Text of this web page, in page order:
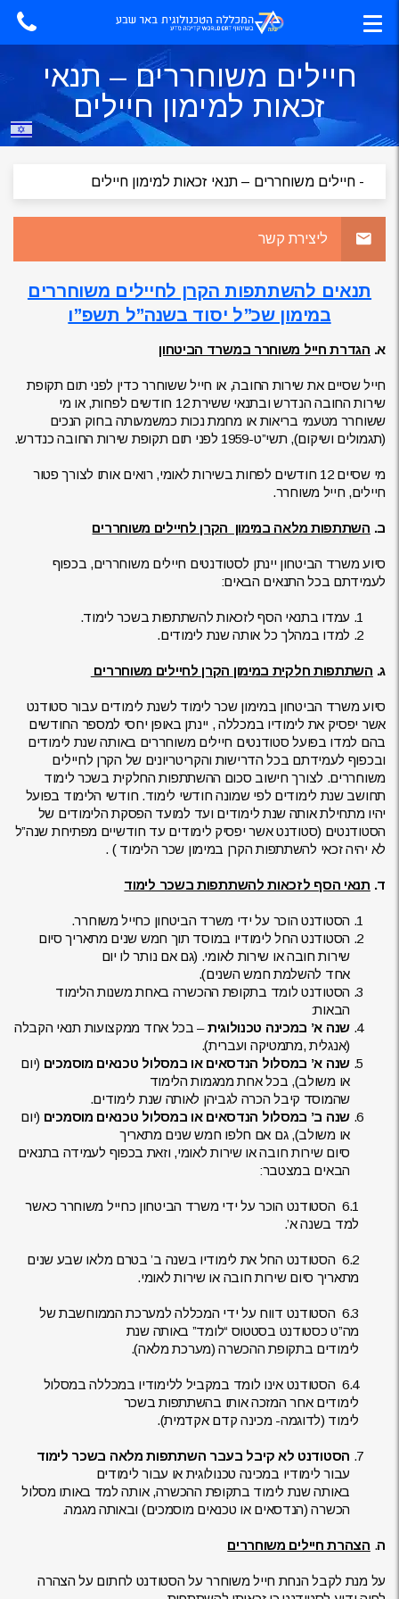
חיילים משוחררים – תנאי
זכאות למימון חיילים
ליצירת קשר
תנאים להשתתפות הקרן לחיילים משוחררים
במימון שכ”ל יסוד בשנה”ל תשפ”ו
א. הגדרת חייל משוחרר במשרד הביטחון
חייל שסיים את שירות החובה, או חייל ששוחרר כדין לפני תום תקופת
שירות החובה הנדרש ובתנאי ששירת 12 חודשים לפחות, או מי
ששוחרר מטעמי בריאות או מחמת נכות כמשמעותה בחוק הנכים
(תגמולים ושיקום), תשי”ט-1959 לפני תום תקופת שירות החובה כנדרש.
מי שסיים 12 חודשים לפחות בשירות לאומי, רואים אותו לצורך פטור
חיילים, חייל משוחרר.
ב. השתתפות מלאה במימון הקרן לחיילים משוחררים
סיוע משרד הביטחון יינתן לסטודנטים חיילים משוחררים, בכפוף
לעמידתם בכל התנאים הבאים:
עמדו בתנאי הסף לזכאות להשתתפות בשכר לימוד.
למדו במהלך כל אותה שנת לימודים.
ג. השתתפות חלקית במימון הקרן לחיילים משוחררים
סיוע משרד הביטחון במימון שכר לימוד לשנת לימודים עבור סטודנט
אשר יפסיק את לימודיו במכללה , יינתן באופן יחסי למספר החודשים
בהם למדו בפועל סטודנטים חיילים משוחררים באותה שנת לימודים
ובכפוף לעמידתם בכל הדרישות והקריטריונים של הקרן לחיילים
משוחררים. לצורך חישוב סכום ההשתתפות החלקית בשכר לימוד
תחושב שנת לימודים לפי שמונה חודשי לימוד. חודשי הלימוד בפועל
יהיו מתחילת אותה שנת לימודים ועד למועד הפסקת הלימודים של
הסטודנטים (סטודנט אשר יפסיק לימודים עד חודשיים מפתיחת שנה”ל
לא יהיה זכאי להשתתפות הקרן במימון שכר הלימוד ) .
ד. תנאי הסף לזכאות להשתתפות בשכר לימוד
הסטודנט הוכר על ידי משרד הביטחון כחייל משוחרר.
הסטודנט החל לימודיו במוסד תוך חמש שנים מתאריך סיום
שירות חובה או שירות לאומי. (גם אם נותר לו יום
אחד להשלמת חמש השנים).
הסטודנט לומד בתקופת ההכשרה באחת משנות הלימוד
הבאות:
שנה א’ במכינה טכנולוגית– בכל אחד ממקצועות תנאי הקבלה
(אנגלית ,מתמטיקה ועברית).
שנה א’ במסלול הנדסאים או במסלול טכנאים מוסמכים (יום
או משולב), בכל אחת ממגמות הלימוד
שהמוסד קיבל הכרה לגביהן לאותה שנת לימודים.
שנה ב’ במסלול הנדסאים או במסלול טכנאים מוסמכים (יום
או משולב), גם אם חלפו חמש שנים מתאריך
סיום שירות חובה או שירות לאומי, וזאת בכפוף לעמידה בתנאים
הבאים במצטבר:
6.1 הסטודנט הוכר על ידי משרד הביטחון כחייל משוחרר כאשר
למד בשנה א’.
6.2 הסטודנט החל את לימודיו בשנה ב’ בטרם מלאו שבע שנים
מתאריך סיום שירות חובה או שירות לאומי.
6.3 הסטודנט דווח על ידי המכללה למערכת הממוחשבת של
מה”ט כסטודנט בסטטוס “לומד” באותה שנת
לימודים בתקופת ההכשרה (מערכת מלאה).
6.4 הסטודנט אינו לומד במקביל ללימודיו במכללה במסלול
לימודים אחר המזכה אותו בהשתתפות בשכר
לימוד (לדוגמה- מכינה קדם אקדמית).
הסטודנט לא קיבל בעבר השתתפות מלאה בשכר לימוד
עבור לימודיו במכינה טכנולוגית או עבור לימודים
באותה שנת לימוד בתקופת ההכשרה, אותה למד באותו מסלול
הכשרה (הנדסאים או טכנאים מוסמכים) ובאותה מגמה.
ה. הצהרת חיילים משוחררים
על מנת לקבל הנחת חייל משוחרר על הסטודנט לחתום על הצהרה